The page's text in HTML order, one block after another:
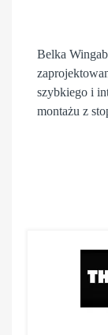
Belka
szybkiego i
montażu z